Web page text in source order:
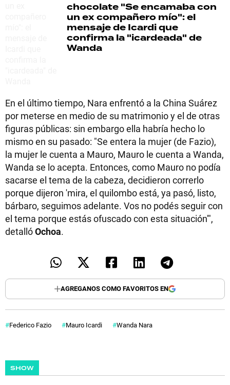
chocolate "Se encamaba con
un ex compañero mío": el
mensaje de Icardi que
confirma la "icardeada" de
Wanda
En el último tiempo, Nara enfrentó a la China Suárez
por meterse en medio de su matrimonio y el de otras
figuras públicas: sin embargo ella habría hecho lo
mismo en su pasado: "Se entera la mujer (de Fazio),
la mujer le cuenta a Mauro, Mauro le cuenta a Wanda,
Wanda se lo acepta. Entonces, como Mauro no podía
sacarse el tema de la cabeza, decidieron correrlo
porque dijeron 'mira, el quilombo está, ya pasó, listo,
bárbaro, seguimos adelante. Vos no podés seguir con
el tema porque estás ofuscado con esta situación'",
detallóOchoa.
AGREGANOS COMO FAVORITOS EN
Federico Fazio Mauro Icardi Wanda Nara
SHOW